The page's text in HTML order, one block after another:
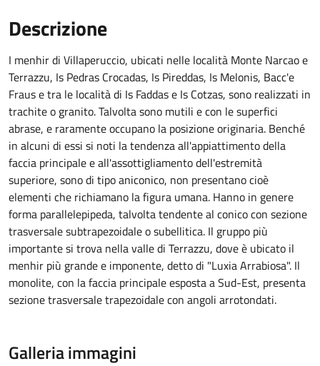
Descrizione
I menhir di Villaperuccio, ubicati nelle località Monte Narcao e
Terrazzu, Is Pedras Crocadas, Is Pireddas, Is Melonis, Bacc'e
Fraus e tra le località di Is Faddas e Is Cotzas, sono realizzati in
trachite o granito. Talvolta sono mutili e con le superfici
abrase, e raramente occupano la posizione originaria. Benché
in alcuni di essi si noti la tendenza all'appiattimento della
faccia principale e all'assottigliamento dell'estremità
superiore, sono di tipo aniconico, non presentano cioè
elementi che richiamano la figura umana. Hanno in genere
forma parallelepipeda, talvolta tendente al conico con sezione
trasversale subtrapezoidale o subellitica. Il gruppo più
importante si trova nella valle di Terrazzu, dove è ubicato il
menhir più grande e imponente, detto di "Luxia Arrabiosa". Il
monolite, con la faccia principale esposta a Sud-Est, presenta
sezione trasversale trapezoidale con angoli arrotondati.
Galleria immagini